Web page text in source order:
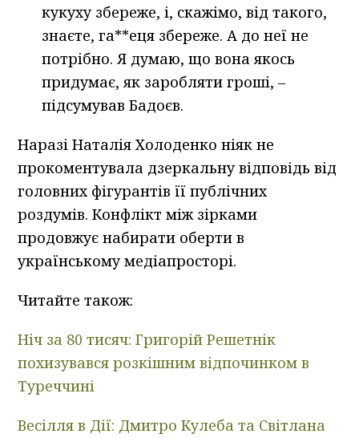
кукуху збереже, і, скажімо, від такого,
знаєте, га**еця збереже. А до неї не
потрібно. Я думаю, що вона якось
придумає, як заробляти гроші, –
підсумував Бадоєв.
Наразі Наталія Холоденко ніяк не
прокоментувала дзеркальну відповідь від
головних фігурантів її публічних
роздумів. Конфлікт між зірками
продовжує набирати оберти в
українському медіапросторі.
Читайте також:
Ніч за 80 тисяч: Григорій Решетнік
похизувався розкішним відпочинком в
Туреччині
Весілля в Дії: Дмитро Кулеба та Світлана